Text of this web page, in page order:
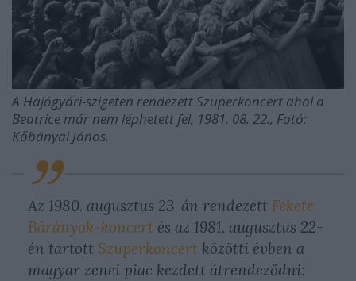
A Hajógyári-szigeten rendezett Szuperkoncert ahol a
Beatrice már nem léphetett fel, 1981. 08. 22., Fotó:
Kőbányai János.
Az 1980. augusztus 23-án rendezett Fekete
Bárányok-koncert és az 1981. augusztus 22-
én tartott Szuperkoncert közötti évben a
magyar zenei piac kezdett átrendeződni: